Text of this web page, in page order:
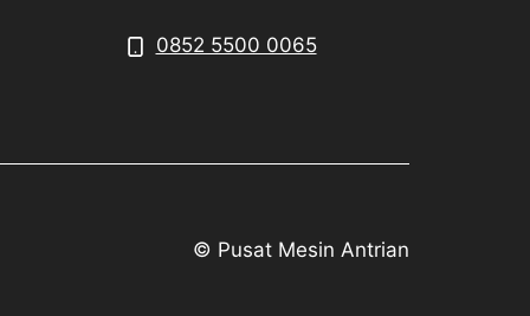
0852 5500 0065
© Pusat Mesin Antrian